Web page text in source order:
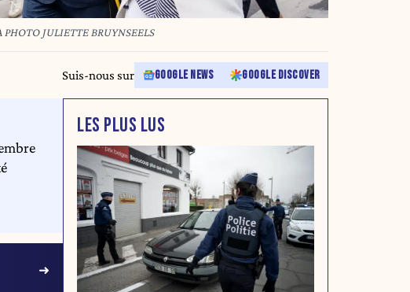
PHOTO JULIETTE BRUYNSEELS
Suis-nous sur GOOGLE NEWS GOOGLE DISCOVER
LES PLUS LUS